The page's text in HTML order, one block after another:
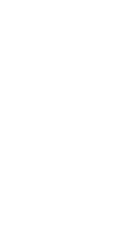
Financieras
por letras y números. El BIC
casos, optan tener un código
XXX, se refiere a la sede
la cuenta de su destinatario y
y pedir que se anule la